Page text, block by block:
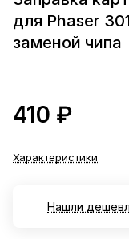
для Phaser
заменой чипа
410 ₽
Характеристики
Нашли